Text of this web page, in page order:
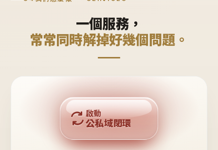
一個服務，
常常同時解掉好幾個問題。
公域流量
私域鐵粉
回購複利
啟動
公私域閉環